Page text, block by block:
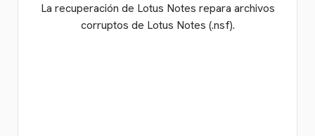
La recuperación de Lotus Notes repara archivos
corruptos de Lotus Notes (.nsf).